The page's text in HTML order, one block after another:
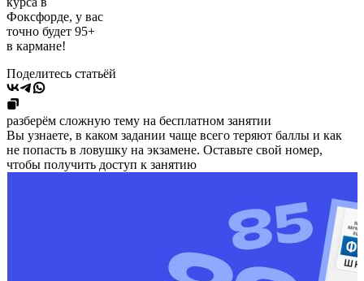
Фоксфорде, у вас
точно будет 95+
в кармане!
Поделитесь статьёй
разберём сложную тему на бесплатном занятии
Вы узнаете, в каком задании чаще всего теряют баллы и как
не попасть в ловушку на экзамене. Оставьте свой номер,
чтобы получить доступ к занятию